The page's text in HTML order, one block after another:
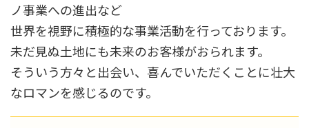
ノ事業への進出など
世界を視野に積極的な事業活動を行っております。
未だ見ぬ土地にも未来のお客様がおられます。
そういう方々と出会い、喜んでいただくことに壮大
なロマンを感じるのです。